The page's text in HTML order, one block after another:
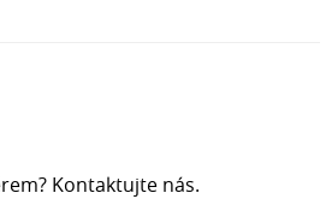
Kontaktujte nás.